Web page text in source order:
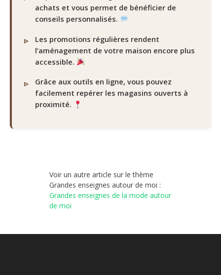
achats et vous permet de bénéficier de
conseils personnalisés.
Les promotions régulières rendent
l’aménagement de votre maison encore plus
accessible.
Grâce aux outils en ligne, vous pouvez
facilement repérer les magasins ouverts à
proximité.
Voir un autre article sur le thème
Grandes enseignes autour de moi :
Grandes enseignes de la mode autour
de moi